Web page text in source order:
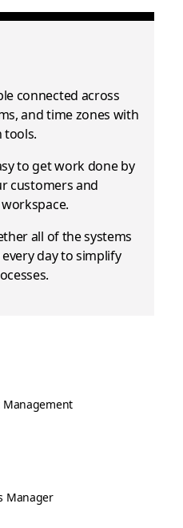
connected across
and time zones with
tools.
to get work done by
customers and
all of the systems
day to simplify
Management
Manager